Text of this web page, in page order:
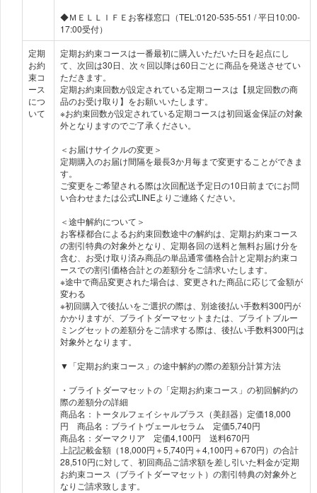
◆ＭＥＬＬＩＦＥお客様窓口（TEL:0120-535-551 / 平日10:00-
17:00受付）
定期
お約
束コ
ース
につ
いて
定期お約束コースは一番最初に購入いただいた日を起点にし
て、次回は30日、次々回以降は60日ごとに商品を発送させてい
ただきます。
定期お約束回数が設定されている定期コースは【規定回数の商
品のお受け取り】をお願いいたします。
※お約束回数が設定されている定期コースは初回返金保証の対象
外となりますのでご了承ください。
＜お届けサイクルの変更＞
定期購入のお届け間隔を最長3か月毎まで変更することができま
す。
ご変更をご希望される際は次回配送予定日の10日前までにお問
い合わせまたは公式LINEよりご連絡ください。
＜途中解約について＞
お客様都合によるお約束回数途中の解約は、定期お約束コース
の割引特典の対象外となり、定期各回の送料と無料お届け分を
含む、お受け取り済み商品の単品通常価格合計と定期お約束コ
ースでの割引価格合計との差額分をご請求いたします。
※途中で商品変更された場合は、変更された商品に応じて金額が
変わる
※初回購入で後払いをご選択の際は、別途後払い手数料300円が
かかりますが、ブライトダーマセットまたは、ブライトブルー
ミングセットの差額分をご請求する際は、後払い手数料300円は
対象外となります。
▼「定期お約束コース」の途中解約の際の差額分計算方法
・ブライトダーマセットの「定期お約束コース」の初回解約の
際の差額分の詳細
商品名：トータルフェイシャルプラス（美顔器）定価18,000
円 商品名：ブライトヴェールセラム 定価5,740円
商品名：ダーマクリア 定価4,100円 送料670円
上記記載金額（18,000円＋5,740円＋4,100円＋670円）の合計
28,510円に対して、初回商品ご請求額を差し引いた料金が定期
お約束コース（ブライトダーマセット）の割引特典の対象外と
なりご請求致します。